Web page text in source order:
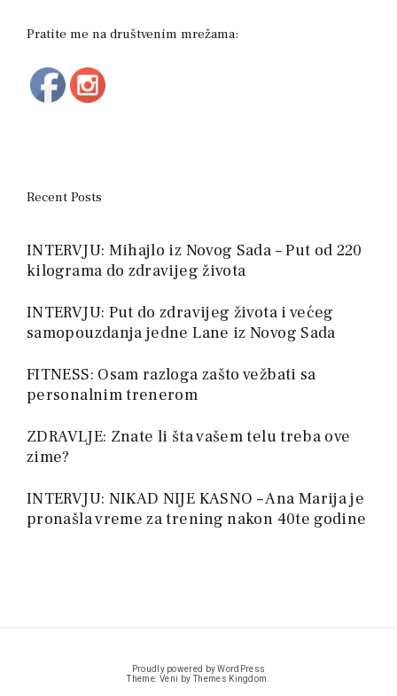
Pratite me na društvenim mrežama:
Recent Posts
INTERVJU: Mihajlo iz Novog Sada – Put od 220
kilograma do zdravijeg života
INTERVJU: Put do zdravijeg života i većeg
samopouzdanja jedne Lane iz Novog Sada
FITNESS: Osam razloga zašto vežbati sa
personalnim trenerom
ZDRAVLJE: Znate li šta vašem telu treba ove
zime?
INTERVJU: NIKAD NIJE KASNO – Ana Marija je
pronašla vreme za trening nakon 40te godine
Proudly powered by WordPress
Theme: Veni byThemes Kingdom